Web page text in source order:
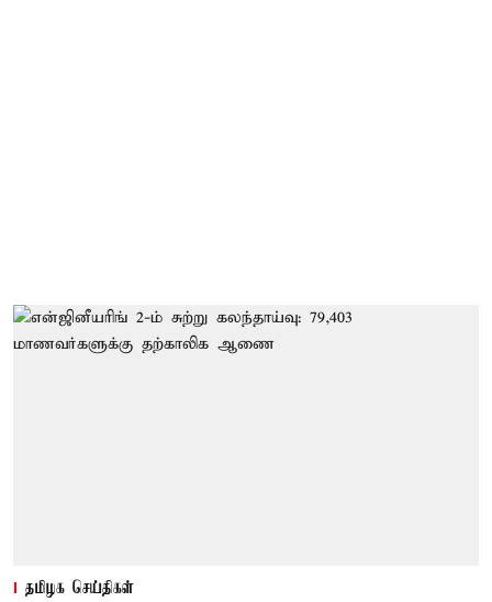
தமிழக செய்திகள்